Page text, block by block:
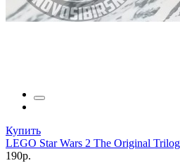
Купить
LEGO Star Wars 2 The Original
190р.